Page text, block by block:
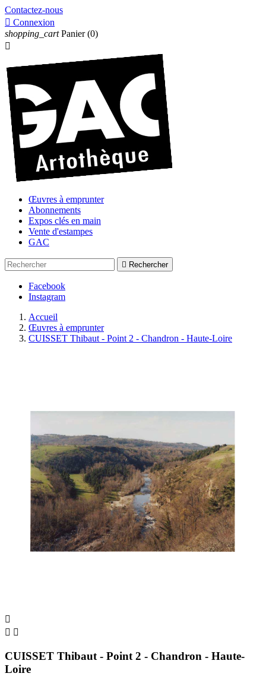
Contactez-nous
 Connexion
shopping_cart Panier (0)

Œuvres à emprunter
Abonnements
Expos clés en main
Vente d'estampes
GAC
 Rechercher
Facebook
Instagram
Accueil
Œuvres à emprunter
CUISSET Thibaut - Point 2 - Chandron - Haute-Loire

 
CUISSET Thibaut - Point 2 - Chandron - Haute-
Loire